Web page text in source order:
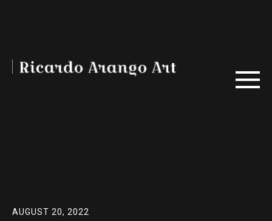
AUGUST 20, 2022